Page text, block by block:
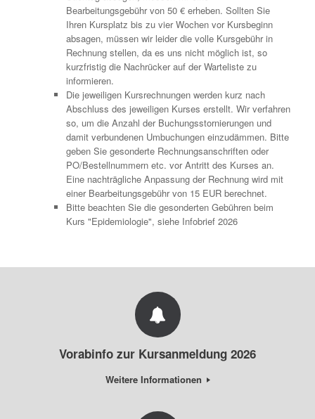
Bearbeitungsgebühr von 50 € erheben. Sollten Sie
Ihren Kursplatz bis zu vier Wochen vor Kursbeginn
absagen, müssen wir leider die volle Kursgebühr in
Rechnung stellen, da es uns nicht möglich ist, so
kurzfristig die Nachrücker auf der Warteliste zu
informieren.
Die jeweiligen Kursrechnungen werden kurz nach
Abschluss des jeweiligen Kurses erstellt. Wir verfahren
so, um die Anzahl der Buchungsstornierungen und
damit verbundenen Umbuchungen einzudämmen. Bitte
geben Sie gesonderte Rechnungsanschriften oder
PO/Bestellnummern etc. vor Antritt des Kurses an.
Eine nachträgliche Anpassung der Rechnung wird mit
einer Bearbeitungsgebühr von 15 EUR berechnet.
Bitte beachten Sie die gesonderten Gebühren beim
Kurs "Epidemiologie", siehe Infobrief 2026
Vorabinfo zur Kursanmeldung 2026
Weitere Informationen